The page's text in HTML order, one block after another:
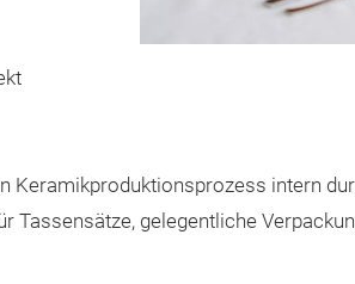
Keramikproduktionsprozess intern
Tassensätze, gelegentliche